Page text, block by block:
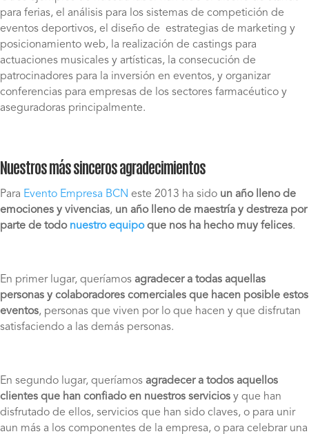
para ferias, el análisis para los sistemas de competición de
eventos deportivos, el diseño de estrategias de marketing y
posicionamiento web, la realización de castings para
actuaciones musicales y artísticas, la consecución de
patrocinadores para la inversión en eventos, y organizar
conferencias para empresas de los sectores farmacéutico y
aseguradoras principalmente.
Nuestros más sinceros agradecimientos
Para Evento Empresa BCN este 2013 ha sido un año lleno de
emociones y vivencias, un año lleno de maestría y destreza por
parte de todo nuestro equipoque nos ha hecho muy felices.
En primer lugar, queríamos agradecer a todas aquellas
personas y colaboradores comerciales que hacen posible estos
eventos, personas que viven por lo que hacen y que disfrutan
satisfaciendo a las demás personas.
En segundo lugar, queríamos agradecer a todos aquellos
clientes que han confiado en nuestros servicios y que han
disfrutado de ellos, servicios que han sido claves, o para unir
aun más a los componentes de la empresa, o para celebrar una